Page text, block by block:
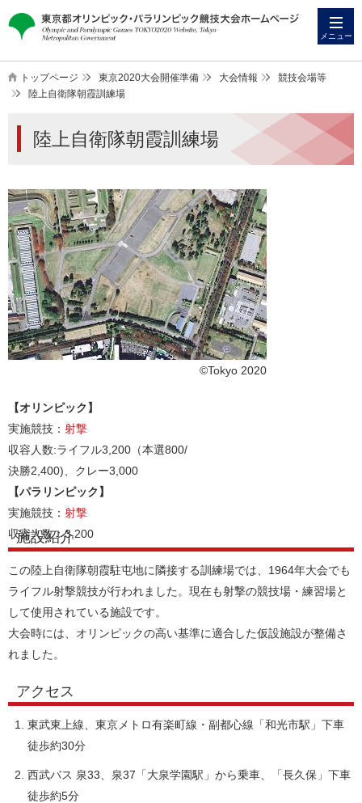
ス
メニュー
トップページ 東京2020大会開催準備 大会情報
競技会場等
陸上自衛隊朝霞訓練場
ら
陸上自衛隊朝霞訓練場
©Tokyo 2020
【オリンピック】
実施競技： 射撃
収容人数:ライフル3,200（本選800/
決勝2,400)、クレー3,000
【パラリンピック】
実施競技： 射撃
収容人数：3,200
施設紹介
この陸上自衛隊朝霞駐屯地に隣接する訓練場では、1964年大会でも
ライフル射撃競技が行われました。現在も射撃の競技場・練習場と
して使用されている施設です。
大会時には、オリンピックの高い基準に適合した仮設施設が整備さ
れました。
アクセス
東武東上線、東京メトロ有楽町線・副都心線「和光市駅」下車
徒歩約30分
西武バス 泉33、泉37「大泉学園駅」から乗車、「長久保」下車
徒歩約5分